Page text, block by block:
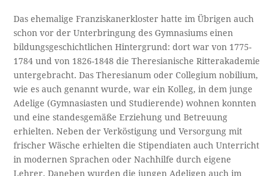
Das ehemalige Franziskanerkloster hatte im Übrigen auch
schon vor der Unterbringung des Gymnasiums einen
bildungsgeschichtlichen Hintergrund: dort war von 1775-
1784 und von 1826-1848 die Theresianische Ritterakademie
untergebracht. Das Theresianum oder Collegium nobilium,
wie es auch genannt wurde, war ein Kolleg, in dem junge
Adelige (Gymnasiasten und Studierende) wohnen konnten
und eine standesgemäße Erziehung und Betreuung
erhielten. Neben der Verköstigung und Versorgung mit
frischer Wäsche erhielten die Stipendiaten auch Unterricht
in modernen Sprachen oder Nachhilfe durch eigene
Lehrer. Daneben wurden die jungen Adeligen auch im